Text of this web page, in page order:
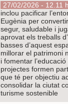
27/02/2026 - 12.11 h
inclou pacificar
Eugènia per
segur, saludable i
aprovat els treballs
basses d’aquest
millorar el patrimoni
i fomentar
projectes formen
que té per objectiu
consolidar la ciutat
turisme sostenible